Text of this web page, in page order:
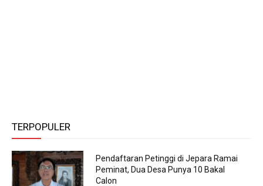
TERPOPULER
Pendaftaran Petinggi di Jepara Ramai
Peminat, Dua Desa Punya 10 Bakal
Calon